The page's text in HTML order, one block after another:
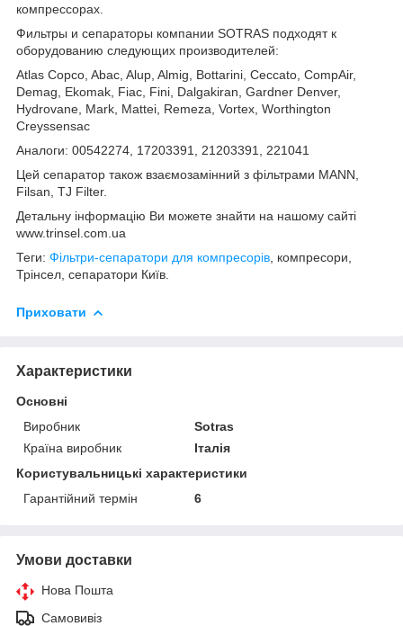
компрессорах.
Фильтры и сепараторы компании SOTRAS подходят к
оборудованию следующих производителей:
Atlas Copco, Abac, Alup, Almig, Bottarini, Ceccato, CompAir,
Demag, Ekomak, Fiac, Fini, Dalgakiran, Gardner Denver,
Hydrovane, Mark, Mattei, Remeza, Vortex, Worthington
Creyssensac
Аналоги: 00542274, 17203391, 21203391, 221041
Цей сепаратор також взаємозамінний з фільтрами MANN,
Filsan, TJ Filter.
Детальну інформацію Ви можете знайти на нашому сайті
www.trinsel.com.ua
Теги: Фільтри-сепаратори для компресорів , компресори,
Трінсел, сепаратори Київ.
Приховати
Характеристики
Основні
Виробник
Sotras
Країна виробник
Італія
Користувальницькі характеристики
Гарантійний термін
6
Умови доставки
Нова Пошта
Самовивіз